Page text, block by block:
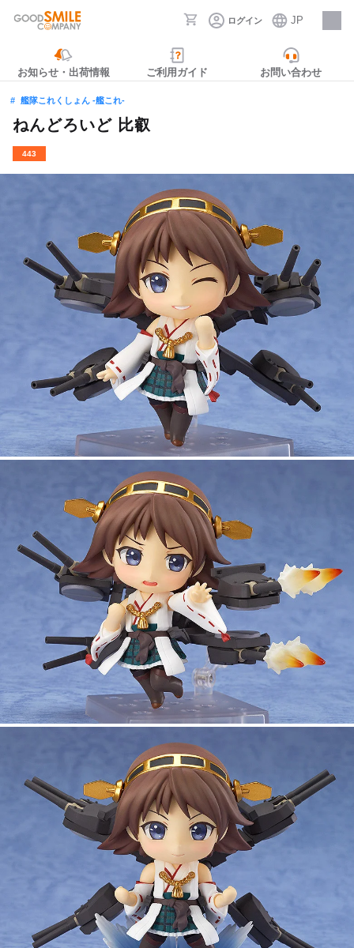
ログイン JP
採用情報
お知らせ・出荷情報 ご利用ガイド お問い合わせ
艦隊これくしょん ‐艦これ‐
ねんどろいど 比叡
443